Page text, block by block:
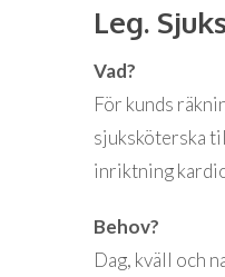
Leg.
Vad?
För kunds
sjuksköterska
inriktning
Behov?
Dag, kväll och